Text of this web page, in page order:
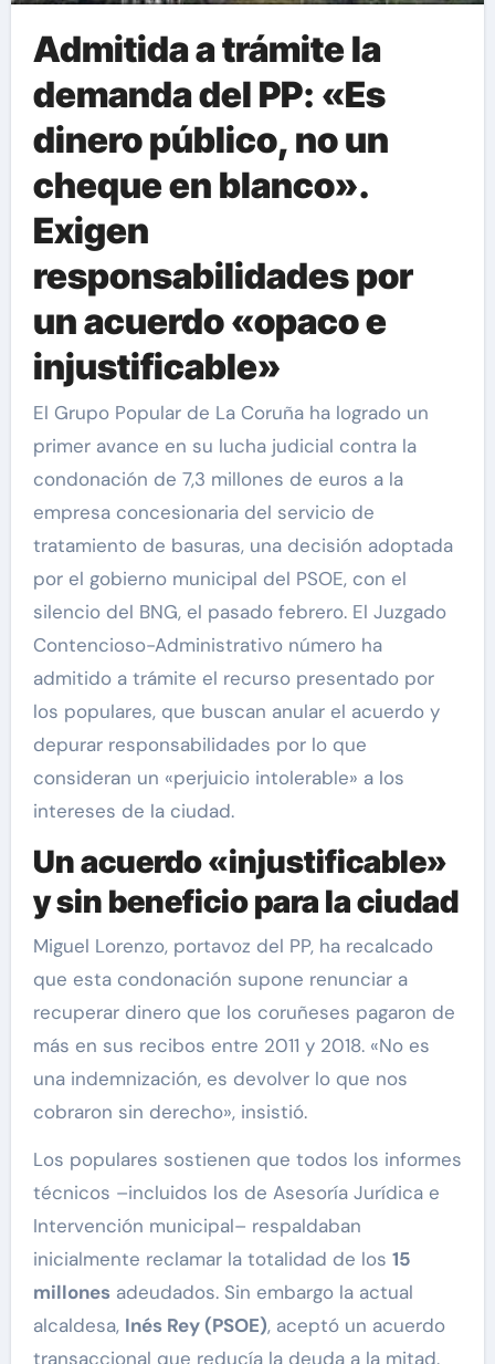
Admitida a trámite la
demanda del PP: «Es
dinero público, no un
cheque en blanco».
Exigen
responsabilidades por
un acuerdo «opaco e
injustificable»
El Grupo Popular de La Coruña ha logrado un
primer avance en su lucha judicial contra la
condonación de 7,3 millones de euros a la
empresa concesionaria del servicio de
tratamiento de basuras, una decisión adoptada
por el gobierno municipal del PSOE, con el
silencio del BNG, el pasado febrero. El Juzgado
Contencioso-Administrativo número ha
admitido a trámite el recurso presentado por
los populares, que buscan anular el acuerdo y
depurar responsabilidades por lo que
consideran un «perjuicio intolerable» a los
intereses de la ciudad.
Un acuerdo «injustificable»
y sin beneficio para la ciudad
Miguel Lorenzo, portavoz del PP, ha recalcado
que esta condonación supone renunciar a
recuperar dinero que los coruñeses pagaron de
más en sus recibos entre 2011 y 2018. «No es
una indemnización, es devolver lo que nos
cobraron sin derecho», insistió.
Los populares sostienen que todos los informes
técnicos –incluidos los de Asesoría Jurídica e
Intervención municipal– respaldaban
inicialmente reclamar la totalidad de los 15
millonesadeudados. Sin embargo la actual
alcaldesa, Inés Rey (PSOE), aceptó un acuerdo
transaccional que reducía la deuda a la mitad.